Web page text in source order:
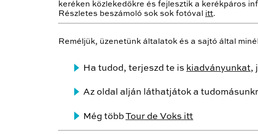
keréken közlekedőkre és fejlesztik a kerékpáros
Részletes beszámoló sok sok fotóval itt.
Reméljük, üzenetünk általatok és a sajtó által
Ha tudod, terjeszd te is kiadványunkat,
Az oldal alján láthatjátok a
Még többTour de Voks itt